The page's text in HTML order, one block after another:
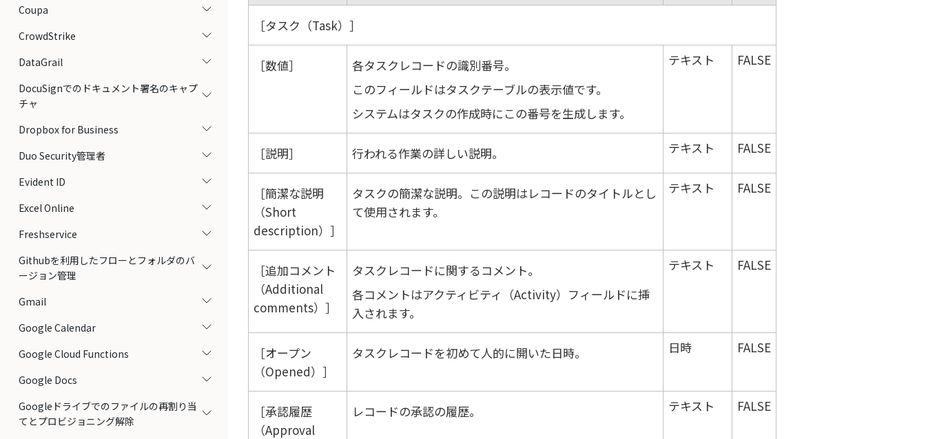
Coupa
CrowdStrike
DataGrail
DocuSignでのドキュメント署名のキャプ
チャ
Dropbox for Business
Duo Security管理者
Evident ID
Excel Online
Freshservice
Githubを利用したフローとフォルダのバ
ージョン管理
Gmail
Google Calendar
Google Cloud Functions
Google Docs
Googleドライブでのファイルの再割り当
てとプロビジョニング解除
タスク（Task）
数値
各タスクレコードの識別番号。
このフィールドはタスクテーブルの表示値です。
システムはタスクの作成時にこの番号を生成します。
テキスト FALSE
説明 行われる作業の詳しい説明。 テキスト FALSE
簡潔な説明
（Short
description）
タスクの簡潔な説明。この説明はレコードのタイトルとし
て使用されます。
テキスト FALSE
追加コメント
（Additional
comments）
タスクレコードに関するコメント。
各コメントはアクティビティ（Activity）フィールドに挿
入されます。
テキスト FALSE
オープン
（Opened）
タスクレコードを初めて人的に開いた日時。 日時 FALSE
承認履歴
（Approval
レコードの承認の履歴。 テキスト FALSE